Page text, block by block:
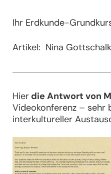
Ihr Erdkunde-
Artikel: Nina
Hier die Antwort von
Videokonferenz – sehr
interkultureller